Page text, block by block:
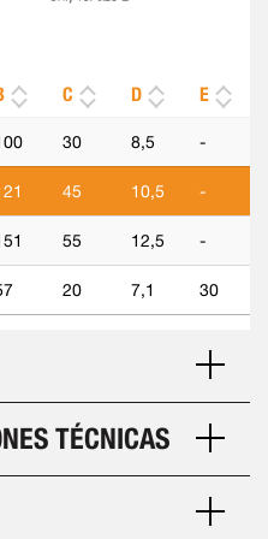
C D E
30 8,5 -
45 10,5 -
55 12,5 -
20 7,1 30
TÉCNICAS